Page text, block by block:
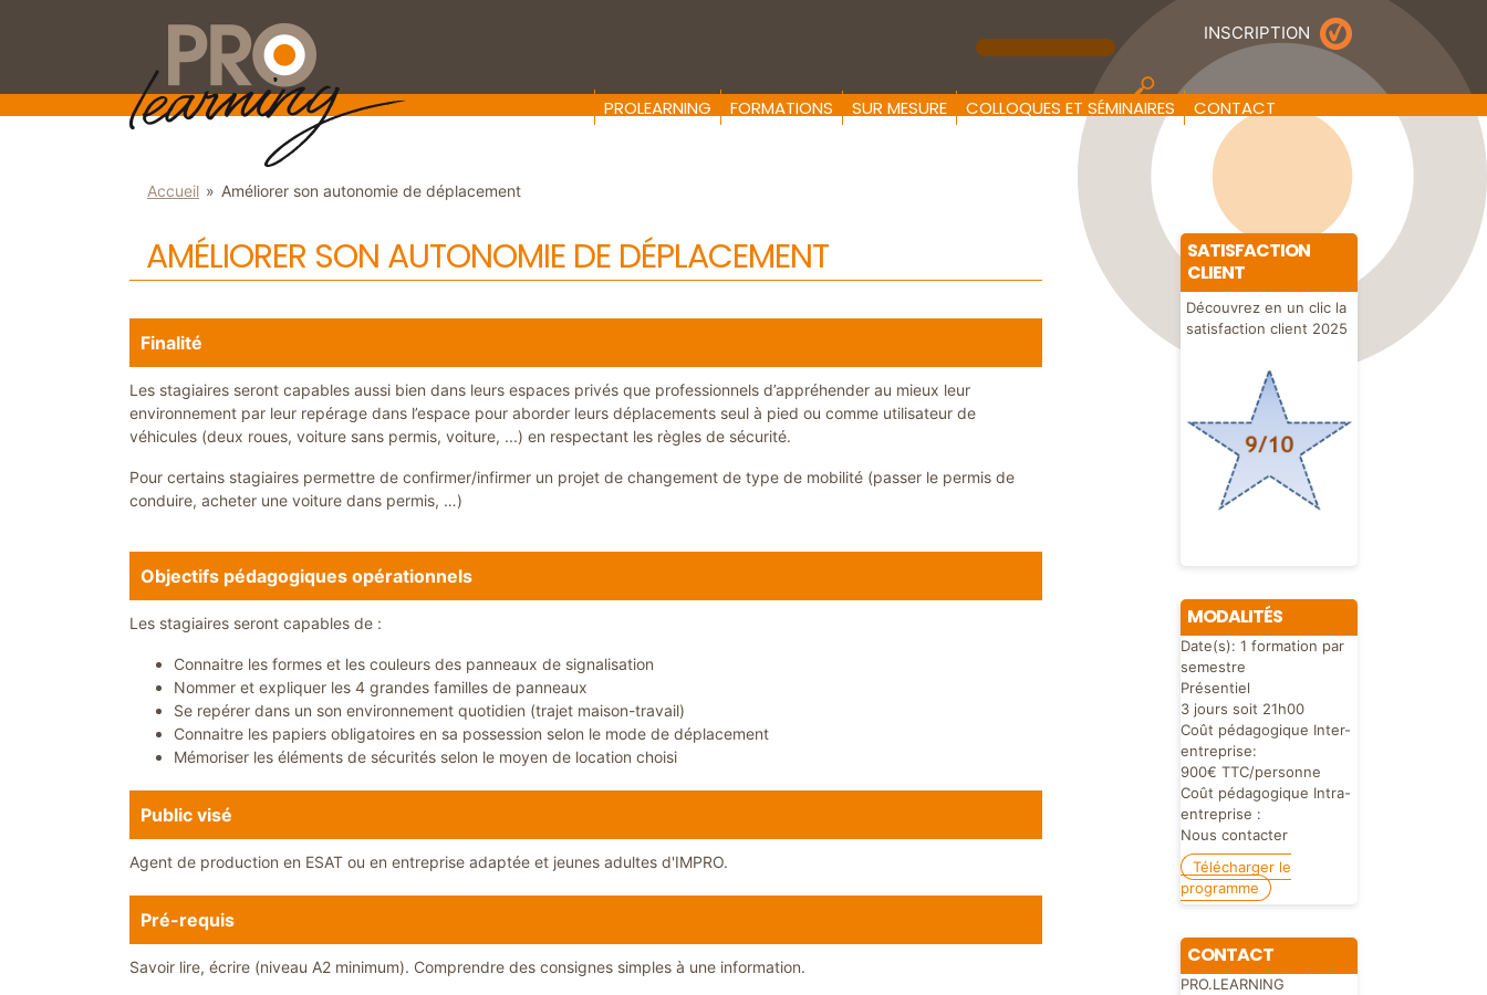
INSCRIPTION
Rechercher
PROLEARNING FORMATIONS SUR MESURE COLLOQUES ET SÉMINAIRES CONTACT
You
here
Accueil » Améliorer son autonomie de déplacement
AMÉLIORER SON AUTONOMIE DE DÉPLACEMENT
Finalité
Les stagiaires seront capables aussi bien dans leurs espaces privés que professionnels d’appréhender au mieux leur
environnement par leur repérage dans l’espace pour aborder leurs déplacements seul à pied ou comme utilisateur de
véhicules (deux roues, voiture sans permis, voiture, ...) en respectant les règles de sécurité.
Pour certains stagiaires permettre de confirmer/infirmer un projet de changement de type de mobilité (passer le permis de
conduire, acheter une voiture dans permis, …)
Objectifs pédagogiques opérationnels
Les stagiaires seront capables de :
Connaitre les formes et les couleurs des panneaux de signalisation
Nommer et expliquer les 4 grandes familles de panneaux
Se repérer dans un son environnement quotidien (trajet maison-travail)
Connaitre les papiers obligatoires en sa possession selon le mode de déplacement
Mémoriser les éléments de sécurités selon le moyen de location choisi
Public visé
Agent de production en ESAT ou en entreprise adaptée et jeunes adultes d'IMPRO.
Pré-requis
Savoir lire, écrire (niveau A2 minimum). Comprendre des consignes simples à une information.
SATISFACTION
CLIENT
Découvrez en un clic la
satisfaction client 2025
MODALITÉS
Date(s): 1 formation par
semestre
Présentiel
3 jours soit 21h00
Coût pédagogique Inter-
entreprise:
900€ TTC/personne
Coût pédagogique Intra-
entreprise :
Nous contacter
Télécharger le
programme
CONTACT
PRO.LEARNING